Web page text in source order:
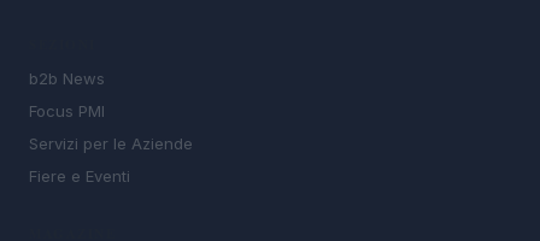
b2b News
Focus PMI
Servizi per le Aziende
Fiere e Eventi